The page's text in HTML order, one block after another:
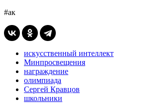
#ак
искусственный интеллект
Минпросвещения
награждение
олимпиада
Сергей Кравцов
школьники